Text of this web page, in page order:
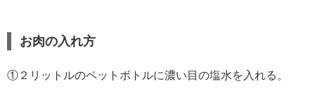
お肉の入れ方
①２リットルのペットボトルに濃い目の塩水を入れる。